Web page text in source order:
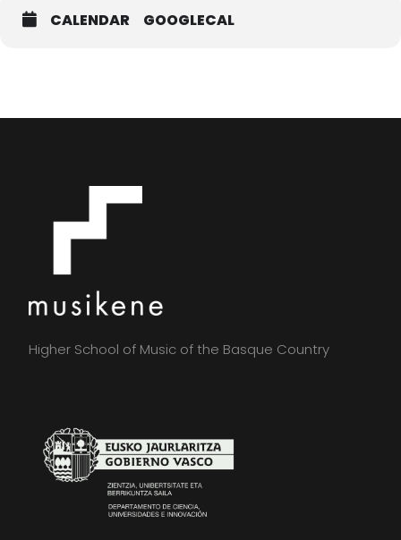
CALENDAR GOOGLECAL
Higher School of Music of the Basque Country